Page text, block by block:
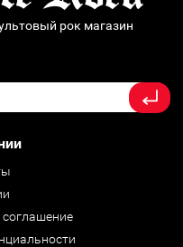
рок магазин
соглашение